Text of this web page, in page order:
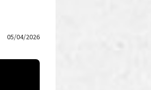
05/04/2026